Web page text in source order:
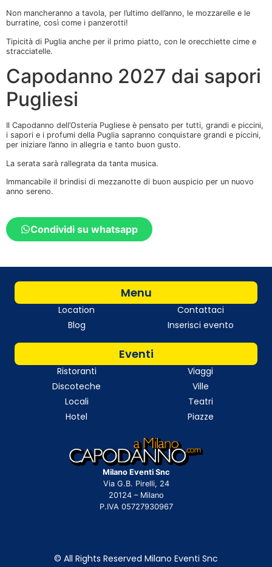
Non mancheranno a tavola, per l’ultimo dell’anno, le mozzarelle e le
burratine, così come i panzerotti!
Tipicità di Puglia anche per il primo piatto, con le orecchiette cime e
stracciatelle.
Capodanno 2027 dai sapori
Pugliesi
Il Capodanno dell’Osteria Pugliese è pensato per tutti, grandi e piccini,
i sapori e i profumi della Puglia sapranno conquistare grandi e piccini,
per iniziare l’anno in allegria e tanto buon gusto.
La serata sarà rallegrata da tanta musica.
Immancabile il brindisi di mezzanotte di buon auspicio per un nuovo
anno sereno.
Condividi su whatsapp
Milano Eventi Snc
Via G.B. Pirelli, 24
20124 – Milano
P.IVA 05727930967
Menu
Location
Blog
Contattaci
Inserisci evento
Eventi
Ristoranti
Discoteche
Locali
Hotel
Viaggi
Ville
Teatri
Piazze
© All Rights Reserved Milano Eventi Snc